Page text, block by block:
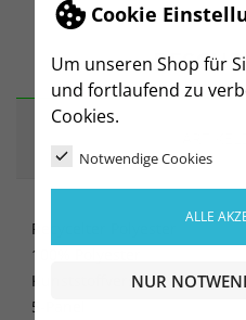
Cookie
Um unseren Shop für
und fortlaufend zu
Cookies.
Notwendige Cookies
ALLE
NUR
Recycelter Polyester
100% Polyester
Kunststoffverschluss
5-Panel